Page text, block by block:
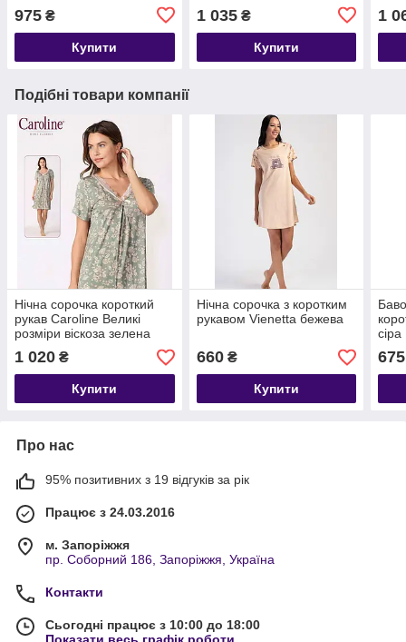
975 ₴
Купити
1 035₴
Купити
1
Подібні товари компанії
Нічна сорочка короткий
рукав Caroline Великі
розміри віскоза зелена
1 020 ₴
Купити
Нічна сорочка з коротким
рукавом Vienetta бежева
660₴
Купити
сіра
675
Про нас
95% позитивних з 19 відгуків за рік
Працює з 24.03.2016
м. Запоріжжя
пр. Соборний 186, Запоріжжя, Україна
Контакти
Сьогодні працює з 10:00 до 18:00